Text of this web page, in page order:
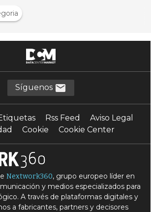
Síguenos
Rss Feed
Aviso Legal
Cookie Cookie Center
Nextwork360, grupo europeo líder en
y medios especializados para
A través de plataformas digitales y
a fabricantes, partners y decisores